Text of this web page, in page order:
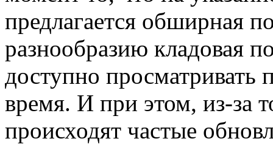
предлагается обширная
разнообразию кладовая
доступно просматривать
время. И при этом, из-за
происходят частые